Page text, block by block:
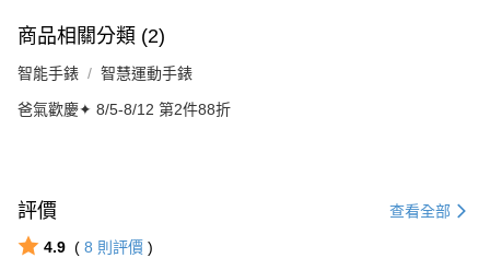
商品相關分類 (2)
智能手錶 智慧運動手錶
爸氣歡慶✦ 8/5-8/12 第2件88折
評價 查看全部
4.9 ( 8 則評價 )